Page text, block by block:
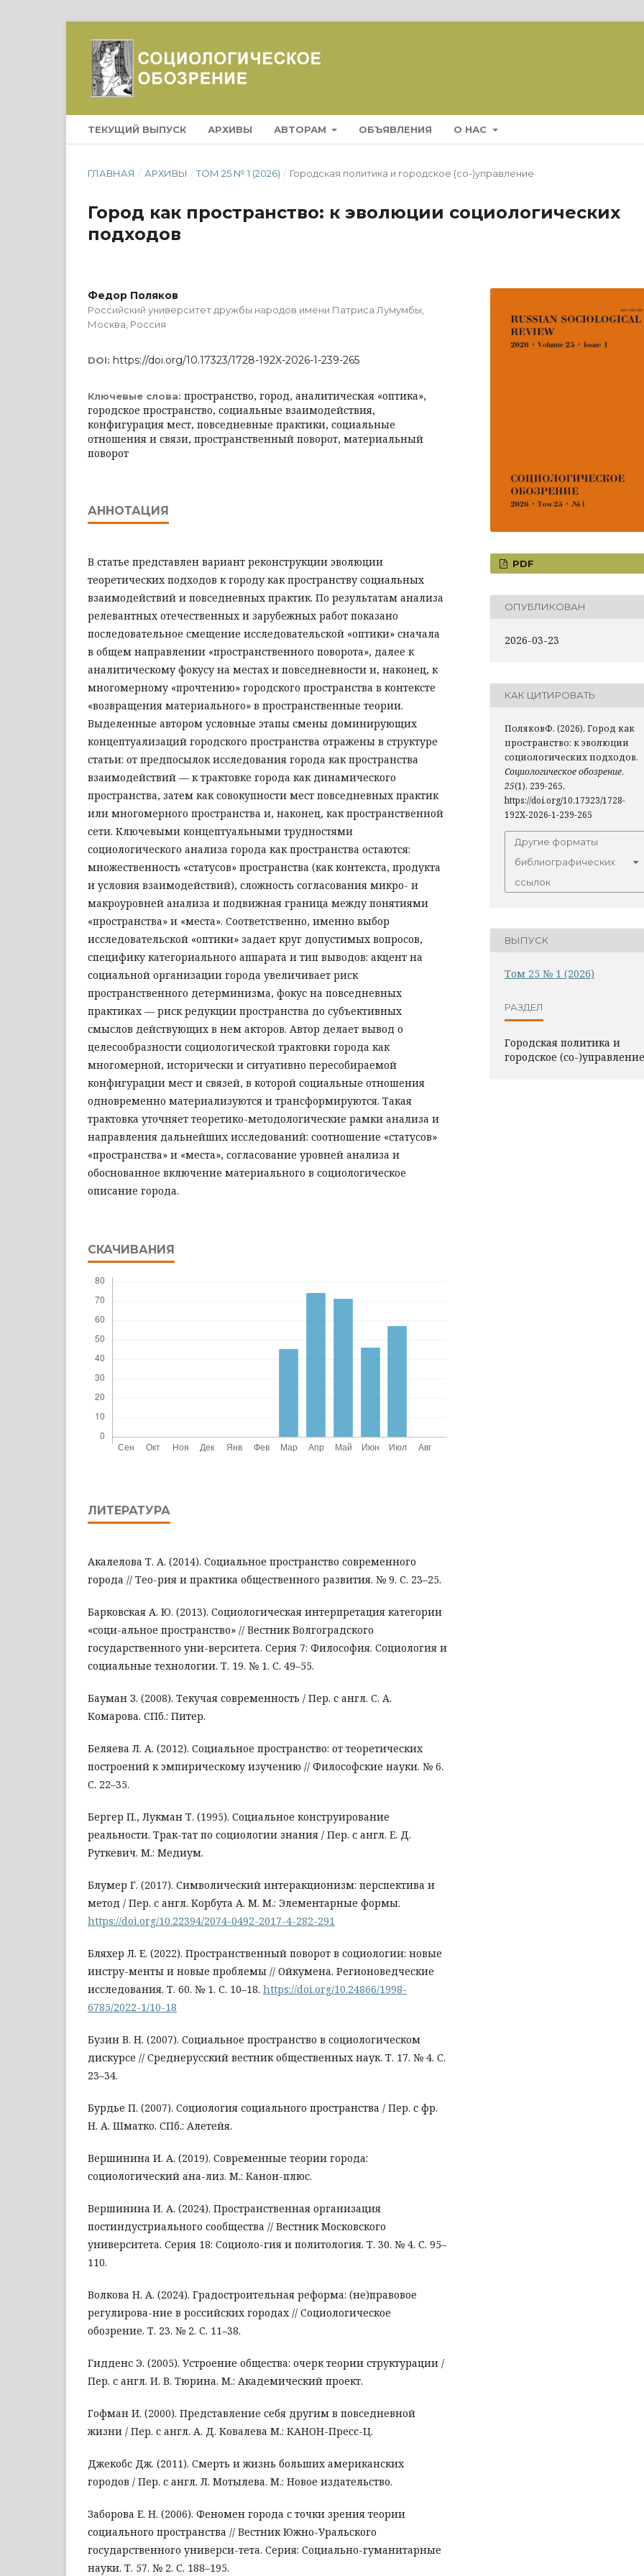
ТЕКУЩИЙ ВЫПУСК АРХИВЫ АВТОРАМ ОБЪЯВЛЕНИЯ О НАС
ГЛАВНАЯ / АРХИВЫ / ТОМ 25 № 1 (2026) / Городская политика и городское (со-)управление
Город как пространство: к эволюции социологических
подходов
Федор Поляков
Российский университет дружбы народов имени Патриса Лумумбы,
Москва, Россия
DOI: https://doi.org/10.17323/1728-192X-2026-1-239-265
Ключевые слова: пространство, город, аналитическая «оптика»,
городское пространство, социальные взаимодействия,
конфигурация мест, повседневные практики, социальные
отношения и связи, пространственный поворот, материальный
поворот
АННОТАЦИЯ
В статье представлен вариант реконструкции эволюции
теоретических подходов к городу как пространству социальных
взаимодействий и повседневных практик. По результатам анализа
релевантных отечественных и зарубежных работ показано
последовательное смещение исследовательской «оптики» сначала
в общем направлении «пространственного поворота», далее к
аналитическому фокусу на местах и повседневности и, наконец, к
многомерному «прочтению» городского пространства в контексте
«возвращения материального» в пространственные теории.
Выделенные автором условные этапы смены доминирующих
концептуализаций городского пространства отражены в структуре
статьи: от предпосылок исследования города как пространства
взаимодействий — к трактовке города как динамического
пространства, затем как совокупности мест повседневных практик
или многомерного пространства и, наконец, как пространственной
сети. Ключевыми концептуальными трудностями
социологического анализа города как пространства остаются:
множественность «статусов» пространства (как контекста, продукта
и условия взаимодействий), сложность согласования микро- и
макроуровней анализа и подвижная граница между понятиями
«пространства» и «места». Соответственно, именно выбор
исследовательской «оптики» задает круг допустимых вопросов,
специфику категориального аппарата и тип выводов: акцент на
социальной организации города увеличивает риск
пространственного детерминизма, фокус на повседневных
практиках — риск редукции пространства до субъективных
смыслов действующих в нем акторов. Автор делает вывод о
целесообразности социологической трактовки города как
многомерной, исторически и ситуативно пересобираемой
конфигурации мест и связей, в которой социальные отношения
одновременно материализуются и трансформируются. Такая
трактовка уточняет теоретико-методологические рамки анализа и
направления дальнейших исследований: соотношение «статусов»
«пространства» и «места», согласование уровней анализа и
обоснованное включение материального в социологическое
описание города.
СКАЧИВАНИЯ
ЛИТЕРАТУРА
Акалелова Т. А. (2014). Социальное пространство современного
города // Тео-рия и практика общественного развития. № 9. С. 23–25.
Барковская А. Ю. (2013). Социологическая интерпретация категории
«соци-альное пространство» // Вестник Волгоградского
государственного уни-верситета. Серия 7: Философия. Социология и
социальные технологии. Т. 19. № 1. С. 49–55.
Бауман З. (2008). Текучая современность / Пер. с англ. С. А.
Комарова. СПб.: Питер.
Беляева Л. А. (2012). Социальное пространство: от теоретических
построений к эмпирическому изучению // Философские науки. № 6.
С. 22–35.
Бергер П., Лукман Т. (1995). Социальное конструирование
реальности. Трак-тат по социологии знания / Пер. с англ. Е. Д.
Руткевич. М.: Медиум.
Блумер Г. (2017). Символический интеракционизм: перспектива и
метод / Пер. с англ. Корбута А. М. М.: Элементарные формы.
https://doi.org/10.22394/2074-0492-2017-4-282-291
Бляхер Л. Е. (2022). Пространственный поворот в социологии: новые
инстру-менты и новые проблемы // Ойкумена. Регионоведческие
исследования. Т. 60. № 1. С. 10–18. https://doi.org/10.24866/1998-
6785/2022-1/10-18
Бузин В. Н. (2007). Социальное пространство в социологическом
дискурсе // Среднерусский вестник общественных наук. Т. 17. № 4. С.
23–34.
Бурдье П. (2007). Социология социального пространства / Пер. с фр.
Н. А. Шматко. СПб.: Алетейя.
Вершинина И. А. (2019). Современные теории города:
социологический ана-лиз. М.: Канон-плюс.
Вершинина И. А. (2024). Пространственная организация
постиндустриального сообщества // Вестник Московского
университета. Серия 18: Социоло-гия и политология. Т. 30. № 4. С. 95–
110.
Волкова Н. А. (2024). Градостроительная реформа: (не)правовое
регулирова-ние в российских городах // Социологическое
обозрение. Т. 23. № 2. С. 11–38.
Гидденс Э. (2005). Устроение общества: очерк теории структурации /
Пер. с англ. И. В. Тюрина. М.: Академический проект.
Гофман И. (2000). Представление себя другим в повседневной
жизни / Пер. с англ. А. Д. Ковалева М.: КАНОН-Пресс-Ц.
Джекобс Дж. (2011). Смерть и жизнь больших американских
городов / Пер. с англ. Л. Мотылева. М.: Новое издательство.
Заборова Е. Н. (2006). Феномен города с точки зрения теории
социального пространства // Вестник Южно-Уральского
государственного универси-тета. Серия: Социально-гуманитарные
науки. Т. 57. № 2. С. 188–195.
PDF
ОПУБЛИКОВАН
2026-03-23
КАК ЦИТИРОВАТЬ
ПоляковФ. (2026). Город как
пространство: к эволюции
социологических подходов.
Социологическое обозрение,
25(1), 239-265.
https://doi.org/10.17323/1728-
192X-2026-1-239-265
Другие форматы
библиографических
ссылок
ВЫПУСК
Том 25 № 1 (2026)
РАЗДЕЛ
Городская политика и
городское (со-)управление